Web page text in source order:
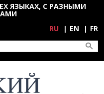
ЯЗЫКАХ, С РАЗНЫМИ
RU EN FR